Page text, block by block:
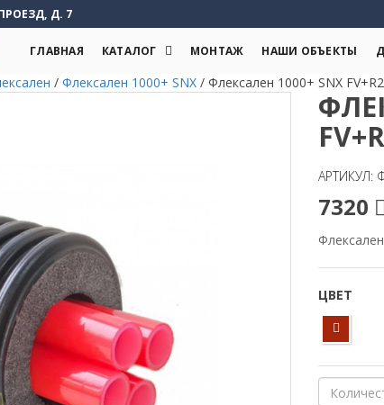
Д. 7
ГЛАВНАЯ КАТАЛОГ МОНТАЖ НАШИ ОБЪЕКТЫ
/ Флексален 1000+ SNX / Флексален 1000+ SNX
АРТИКУЛ:
7320
ЦВЕТ